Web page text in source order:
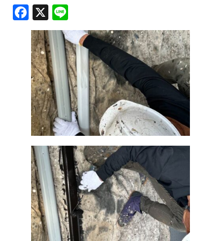
F
a
c
e
b
o
o
k
X
n
e